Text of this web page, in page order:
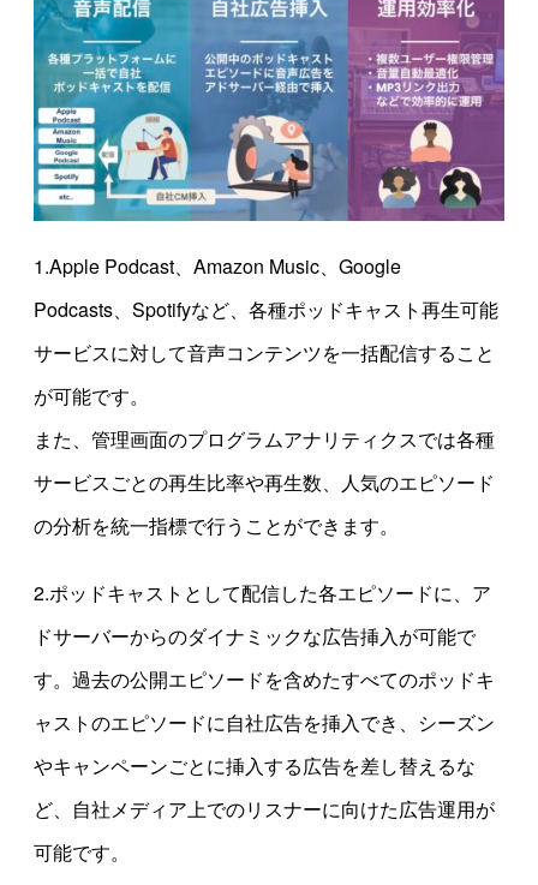
1.Apple Podcast、Amazon Music、Google
Podcasts、Spotifyなど、各種ポッドキャスト再生可能
サービスに対して音声コンテンツを一括配信すること
が可能です。
また、管理画面のプログラムアナリティクスでは各種
サービスごとの再生比率や再生数、人気のエピソード
の分析を統一指標で行うことができます。
2.ポッドキャストとして配信した各エピソードに、ア
ドサーバーからのダイナミックな広告挿入が可能で
す。過去の公開エピソードを含めたすべてのポッドキ
ャストのエピソードに自社広告を挿入でき、シーズン
やキャンペーンごとに挿入する広告を差し替えるな
ど、自社メディア上でのリスナーに向けた広告運用が
可能です。